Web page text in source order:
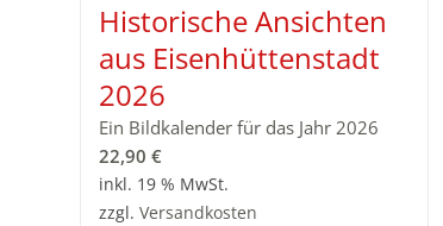
Historische Ansichten
aus Eisenhüttenstadt
2026
Ein Bildkalender für das Jahr 2026
22,90 €
inkl. 19 % MwSt.
zzgl. Versandkosten